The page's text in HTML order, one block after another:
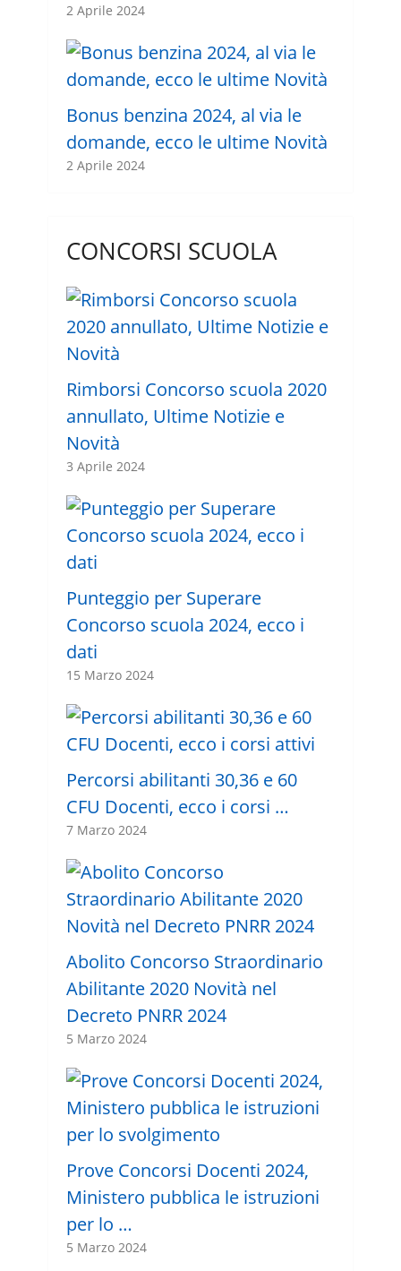
2 Aprile 2024
Bonus benzina 2024, al via le
domande, ecco le ultime Novità
2 Aprile 2024
CONCORSI SCUOLA
Rimborsi Concorso scuola 2020
annullato, Ultime Notizie e
Novità
3 Aprile 2024
Punteggio per Superare
Concorso scuola 2024, ecco i
dati
15 Marzo 2024
Percorsi abilitanti 30,36 e 60
CFU Docenti, ecco i corsi …
7 Marzo 2024
Abolito Concorso Straordinario
Abilitante 2020 Novità nel
Decreto PNRR 2024
5 Marzo 2024
Prove Concorsi Docenti 2024,
Ministero pubblica le istruzioni
per lo …
5 Marzo 2024